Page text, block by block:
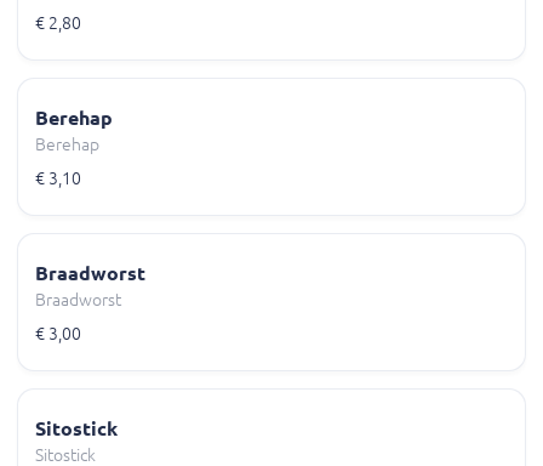
€ 2,80
Berehap
Berehap
€ 3,10
Braadworst
Braadworst
€ 3,00
Sitostick
Sitostick